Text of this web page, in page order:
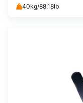
40kg/88.18lb